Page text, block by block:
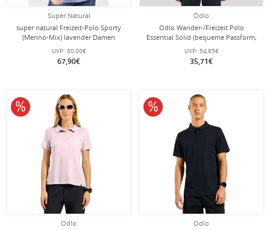
Super.Natural
super natural Freizeit-Polo Sporty
(Merino-Mix) lavender Damen
UVP: 80,00€
67,90€
Odlo
Odlo Wander-/Freizeit Polo
Essential Solid (bequeme Passform,
Baumwolle/Polyester) arcticblau
Herren
UVP: 54,95€
35,71€
Odlo
10% reduziert
Odlo
10% reduziert